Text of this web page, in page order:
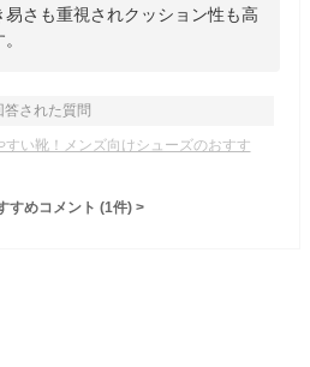
さも重視されクッション性も高
答された質問
い靴！メンズ向けシューズのおすす
すめコメント (1件) >